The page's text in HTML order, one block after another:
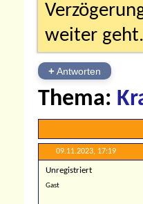
weiter
+Antworten
Thema:
09.11.2023, 17:19
Unregistriert
Gast